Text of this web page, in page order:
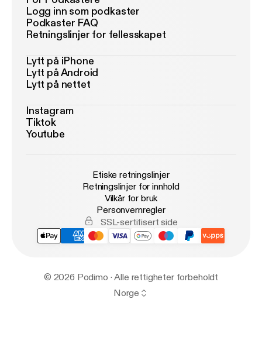
Logg inn som podkaster
Podkaster FAQ
Retningslinjer for fellesskapet
Lytt på iPhone
Lytt på Android
Lytt på nettet
Instagram
Tiktok
Youtube
Etiske retningslinjer
Retningslinjer for innhold
Vilkår for bruk
Personvernregler
SSL-sertifisert side
© 2026 Podimo · Alle rettigheter forbeholdt
Norge